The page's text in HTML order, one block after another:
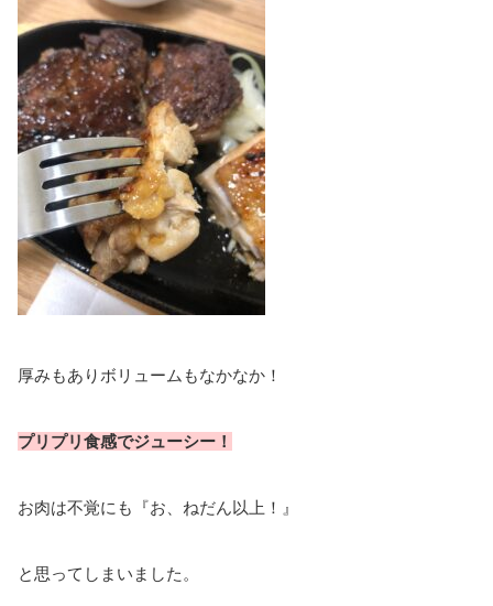
厚みもありボリュームもなかなか！
プリプリ食感でジューシー！
お肉は不覚にも『お、ねだん以上！』
と思ってしまいました。